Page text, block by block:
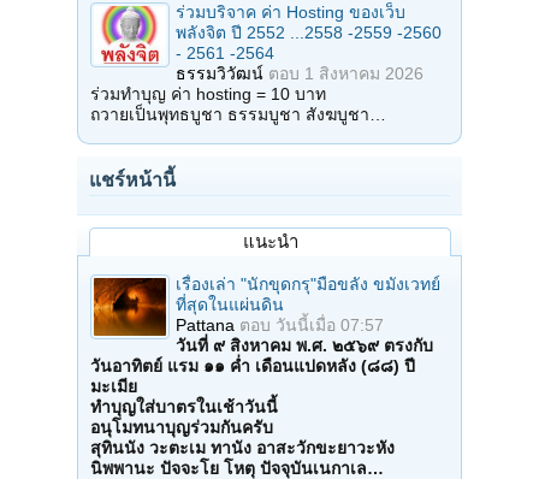
ร่วมบริจาค ค่า Hosting ของเว็บ
พลังจิต ปี 2552 ...2558 -2559 -2560
- 2561 -2564
ธรรมวิวัฒน์ ตอบ 1 สิงหาคม 2026
ร่วมทำบุญ ค่า hosting = 10 บาท
ถวายเป็นพุทธบูชา ธรรมบูชา สังฆบูชา…
แชร์หน้านี้
แนะนำ
เรื่องเล่า "นักขุดกรุ"มือขลัง ขมังเวทย์
ที่สุดในแผ่นดิน
Pattana ตอบ วันนี้เมื่อ 07:57
วันที่ ๙ สิงหาคม พ.ศ. ๒๕๖๙ ตรงกับ
วันอาทิตย์ แรม ๑๑ ค่ำ เดือนแปดหลัง (๘๘) ปี
มะเมีย
ทำบุญใส่บาตรในเช้าวันนี้
อนุโมทนาบุญร่วมกันครับ
สุทินนัง วะตะเม ทานัง อาสะวักขะยาวะหัง
นิพพานะ ปัจจะโย โหตุ ปัจจุบันเนกาเล…